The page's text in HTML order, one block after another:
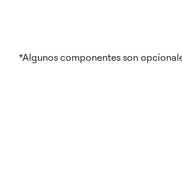
*Algunos componentes son